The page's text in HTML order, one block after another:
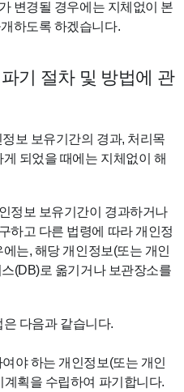
변경될 경우에는 지체없이 본
하도록 하겠습니다.
기 절차 및 방법에 관
보 보유기간의 경과, 처리목
되었을 때에는 지체없이 해
정보 보유기간이 경과하거나
하고 다른 법령에 따라 개인정
는, 해당 개인정보(또는 개인
(DB)로 옮기거나 보관장소를
다음과 같습니다.
야 하는 개인정보(또는 개인
획을 수립하여 파기합니다.